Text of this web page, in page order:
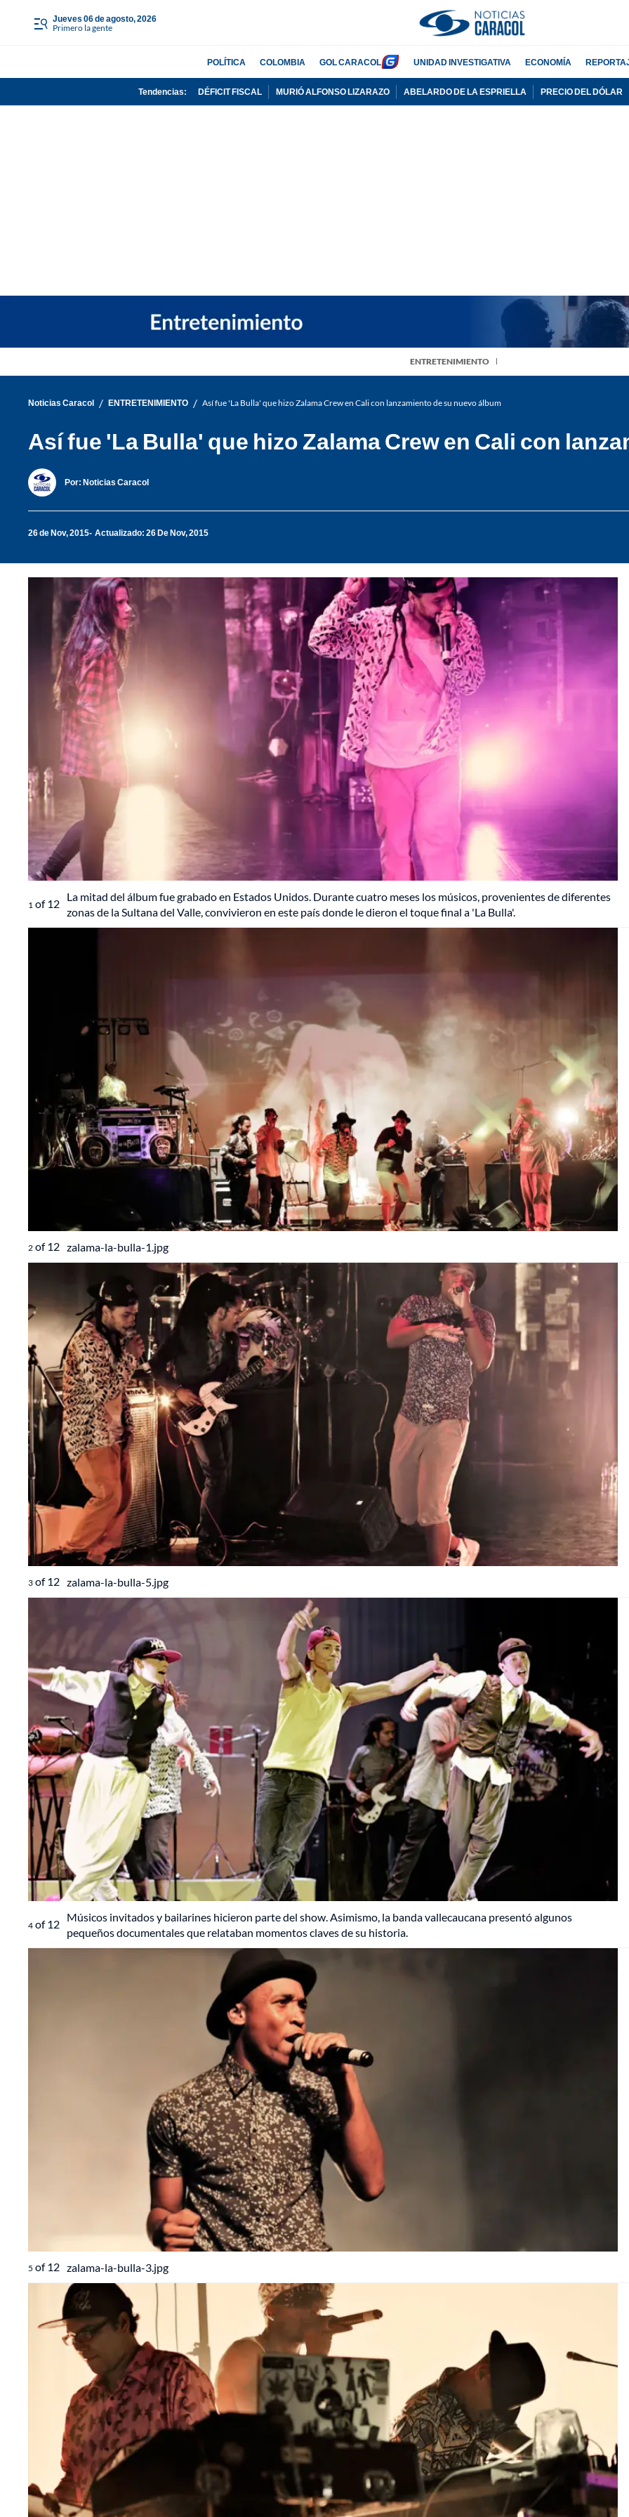
jueves 06 de agosto, 2026
Primero la gente
POLÍTICA COLOMBIA GOL CARACOL UNIDAD INVESTIGATIVA ECONOMÍA
Tendencias: DÉFICIT FISCAL MURIÓ ALFONSO LIZARAZO ABELARDO DE LA ESPRIELLA PRECIO DEL DÓLAR
ENTRETENIMIENTO
Noticias Caracol / ENTRETENIMIENTO / Así fue 'La Bulla' que hizo Zalama Crew en Cali con lanzamiento de su nuevo álbum
Así fue 'La Bulla' que hizo Zalama Crew en Cali con
Por: Noticias Caracol
26 de Nov, 2015 Actualizado: 26 De Nov, 2015
1 of12
La mitad del álbum fue grabado en Estados Unidos. Durante cuatro meses los músicos, provenientes de diferentes
zonas de la Sultana del Valle, convivieron en este país donde le dieron el toque final a 'La Bulla'.
2 of12 zalama-la-bulla-1.jpg
3 of12 zalama-la-bulla-5.jpg
4 of12
Músicos invitados y bailarines hicieron parte del show. Asimismo, la banda vallecaucana presentó algunos
pequeños documentales que relataban momentos claves de su historia.
5 of12 zalama-la-bulla-3.jpg